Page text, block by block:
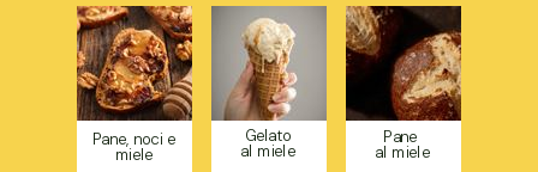
Gelato
al miele
Pane
al miele
Pane, noci e
miele